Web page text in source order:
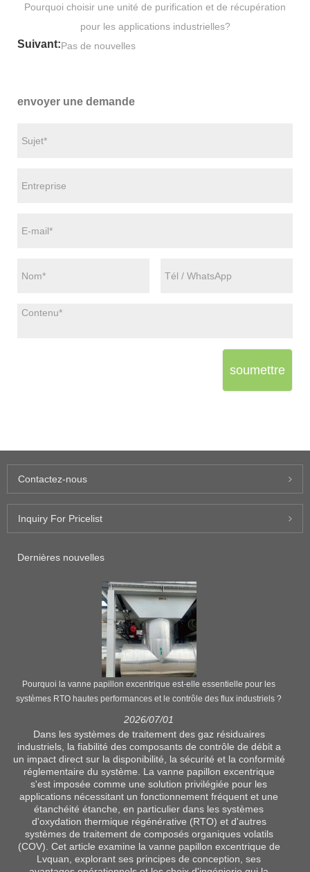
Pourquoi choisir une unité de purification et de récupération
pour les applications industrielles?
Suivant:Pas de nouvelles
envoyer une demande
soumettre
Contactez-nous
Inquiry For Pricelist
Dernières nouvelles
Pourquoi la vanne papillon excentrique est-elle essentielle pour les
systèmes RTO hautes performances et le contrôle des flux industriels ?
2026/07/01
Dans les systèmes de traitement des gaz résiduaires
industriels, la fiabilité des composants de contrôle de débit a
un impact direct sur la disponibilité, la sécurité et la conformité
réglementaire du système. La vanne papillon excentrique
s'est imposée comme une solution privilégiée pour les
applications nécessitant un fonctionnement fréquent et une
étanchéité étanche, en particulier dans les systèmes
d'oxydation thermique régénérative (RTO) et d'autres
systèmes de traitement de composés organiques volatils
(COV). Cet article examine la vanne papillon excentrique de
Lvquan, explorant ses principes de conception, ses